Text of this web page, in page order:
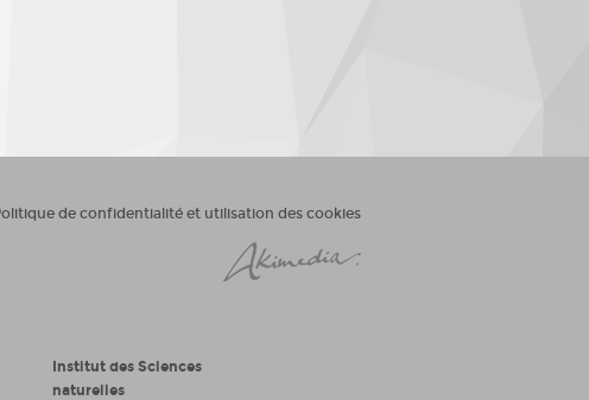
de confidentialité et utilisation des cookies
Institut des Sciences
naturelles